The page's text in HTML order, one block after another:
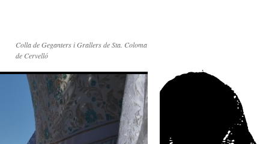
Colla de Geganters i Grallers de Sta. Coloma
de Cervelló